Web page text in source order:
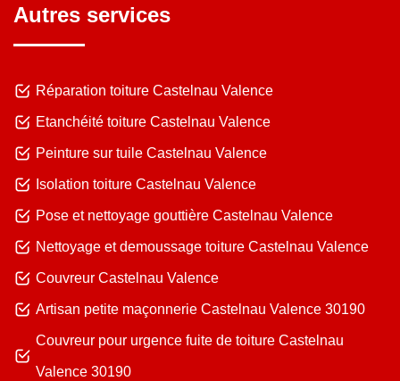
Autres services
Réparation toiture Castelnau Valence
Etanchéité toiture Castelnau Valence
Peinture sur tuile Castelnau Valence
Isolation toiture Castelnau Valence
Pose et nettoyage gouttière Castelnau Valence
Nettoyage et demoussage toiture Castelnau Valence
Couvreur Castelnau Valence
Artisan petite maçonnerie Castelnau Valence 30190
Couvreur pour urgence fuite de toiture Castelnau
Valence 30190